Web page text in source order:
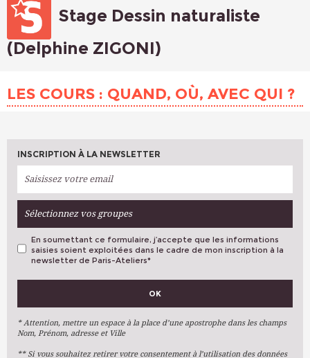
ATELIERS À L’ANNÉE
STAGES PONCTUELS
S’INSCRIRE
Stage Dessin naturaliste
(Delphine ZIGONI)
LES COURS : QUAND, OÙ, AVEC QUI ?
INSCRIPTION À LA NEWSLETTER
Sélectionnez vos groupes
VOS PRÉFÉRENCES
Arts Plastiques
Arts Du Texte
Arts Numériques
En soumettant ce formulaire, j’accepte que les informations
saisies soient exploitées dans le cadre de mon inscription à la
newsletter de Paris-Ateliers*
OK
* Attention, mettre un espace à la place d’une apostrophe dans les champs
Nom, Prénom, adresse et Ville
** Si vous souhaitez retirer votre consentement à l’utilisation des données